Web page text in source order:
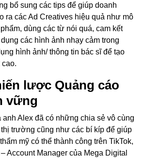
bổ sung các tips để giúp doanh
ra các Ad Creatives hiệu quả như mô
dùng các từ nói quá, cam kết
các hình ảnh nhạy cảm trong
hình ảnh/ thông tin bác sĩ để tạo
cao.
lược Quảng cáo
vững
anh Alex đã có những chia sẻ vô cùng
trường cũng như các bí kíp để giúp
mỹ có thể thành công trên TikTok,
Account Manager của Mega Digital